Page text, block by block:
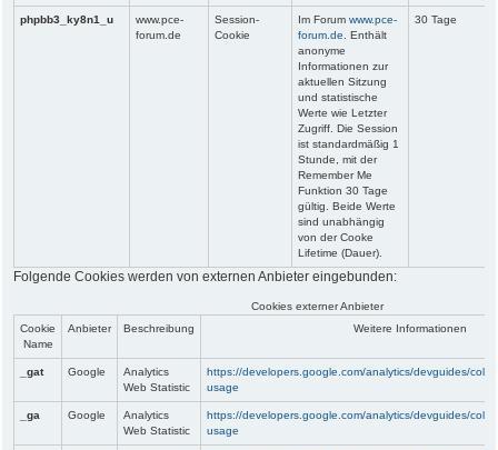
phpbb3_ky8n1_u
www.pce-
forum.de
Session-
Cookie
Im Forum www.pce-
forum.de.
Enthält
anonyme
Informationen zur
aktuellen Sitzung
und statistische
Werte wie Letzter
Zugriff. Die Session
ist standardmäßig 1
Stunde, mit der
Remember Me
Funktion 30 Tage
gültig. Beide Werte
sind unabhängig
von der Cooke
Lifetime (Dauer).
30 Tage
Folgende Cookies werden von externen Anbieter eingebunden:
Cookies externer Anbieter
Cookie
Name
Anbieter Beschreibung Weitere Informationen
_gat Google
Analytics
Web Statistic
https://developers.google.com/analytics/devguides/
usage
_ga Google
Analytics
Web Statistic
https://developers.google.com/analytics/devguides/
usage